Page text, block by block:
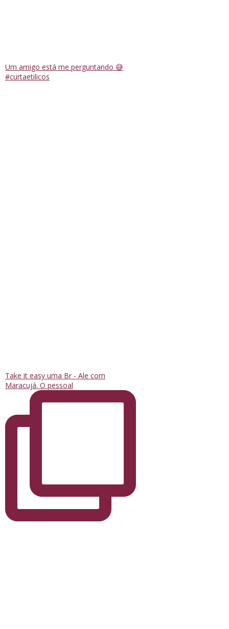
Um amigo está me perguntando 😅
#curtaetilicos
Take it easy uma Br - Ale com
Maracujá. O pessoal